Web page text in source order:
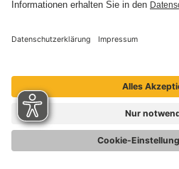
BELMOT
© Mannheimer Versicherung AG 2026
Cookie-Einstellungen
Barrierefreiheit